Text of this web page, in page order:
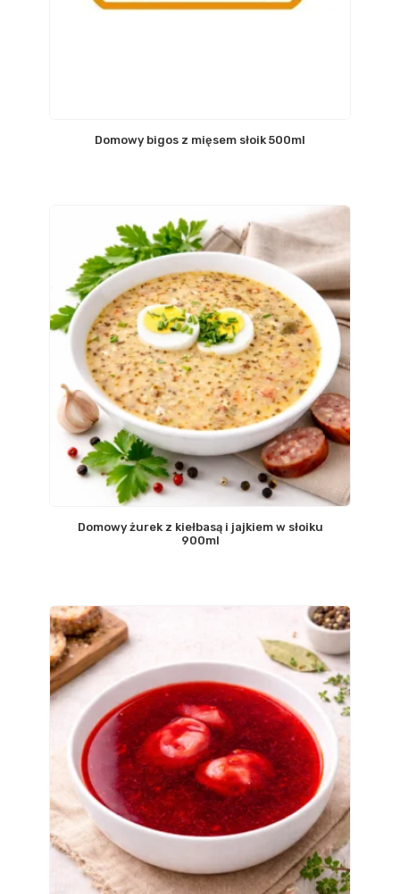
Domowy bigos z mięsem słoik 500ml
Domowy żurek z kiełbasą i jajkiem w słoiku
900ml